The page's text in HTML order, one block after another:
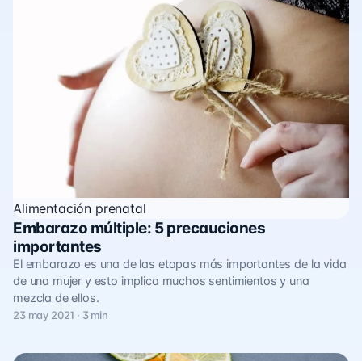
Alimentación prenatal
Embarazo múltiple: 5 precauciones
importantes
El embarazo es una de las etapas más importantes de la vida
de una mujer y esto implica muchos sentimientos y una
mezcla de ellos.
23 may 2021 · 3 min